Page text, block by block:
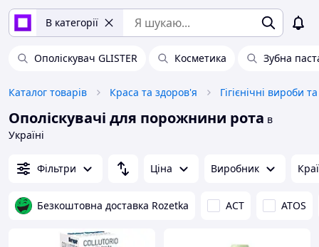
В категорії
Ополіскувач GLISTER Косметика Зубна
Каталог товарів Краса та здоров'я Гігієнічні вироби
Ополіскувачі для порожнини рота в
Україні
Фільтри Ціна Виробник
Безкоштовна доставка Rozetka ACT ATOS